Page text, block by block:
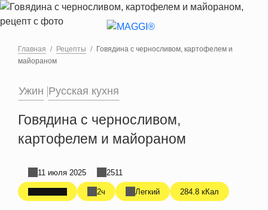
Перейти к основному содержанию
Главная Рецепты
Говядина с черносливом, картофелем и
майораном
Ужин Русская кухня
Говядина с черносливом,
картофелем и майораном
2ч Легкий 284.8 кКал
11 июля 2025 2511